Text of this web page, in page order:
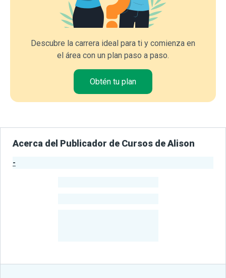
Descubre la carrera ideal para ti y comienza en
el área con un plan paso a paso.
Obtén tu plan
Acerca del Publicador de Cursos de Alison
-